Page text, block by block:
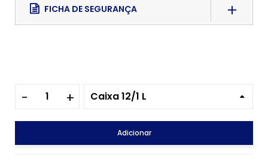
FICHA DE SEGURANÇA
Caixa 12/1 L
Adicionar